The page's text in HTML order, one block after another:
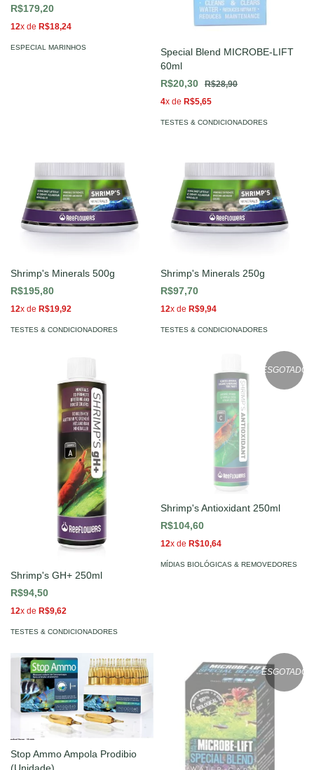
R$179,20
12x de R$18,24
ESPECIAL MARINHOS
Special Blend MICROBE-LIFT
60ml
R$20,30
R$28,90
4x de R$5,65
TESTES & CONDICIONADORES
Shrimp's Minerals 500g
R$195,80
12x de R$19,92
TESTES & CONDICIONADORES
Shrimp's Minerals 250g
R$97,70
12x de R$9,94
TESTES & CONDICIONADORES
Shrimp's GH+ 250ml
R$94,50
12x de R$9,62
TESTES & CONDICIONADORES
ESGOTADO
Shrimp's Antioxidant 250ml
R$104,60
12x de R$10,64
MÍDIAS BIOLÓGICAS & REMOVEDORES
Stop Ammo Ampola Prodibio
ESGOTADO